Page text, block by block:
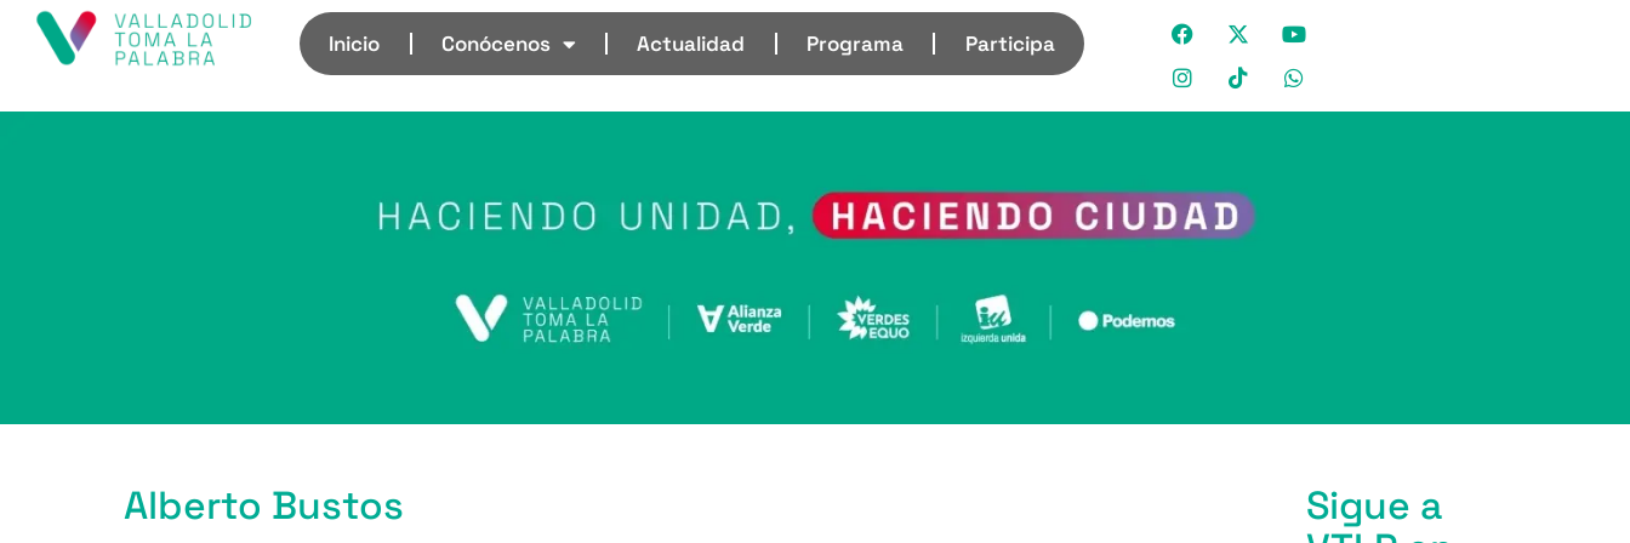
Inicio Conócenos Actualidad Programa Participa
Alberto Bustos
Sigue a